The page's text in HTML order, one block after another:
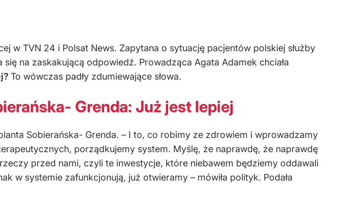
w TVN 24 i Polsat News. Zapytana o sytuację pacjentów polskiej służby
na zaskakującą odpowiedź. Prowadząca Agata Adamek chciała
To wówczas padły zdumiewające słowa.
Grenda: Już jest lepiej
Sobierańska- Grenda. – I to, co robimy ze zdrowiem i wprowadzamy
porządkujemy system. Myślę, że naprawdę, że naprawdę
przed nami, czyli te inwestycje, które niebawem będziemy oddawali
w systemie zafunkcjonują, już otwieramy – mówiła polityk. Podała